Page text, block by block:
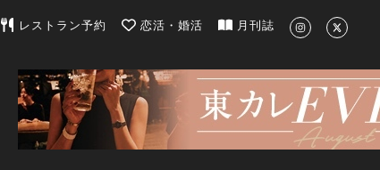
東京カレンダー | 最新のグルメ、洗練されたライフスタイル情報
レストラン予約 恋活・婚活 月刊誌